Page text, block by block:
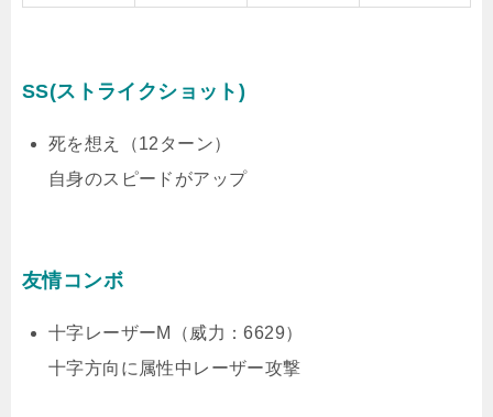
SS(ストライクショット)
死を想え（12ターン）
自身のスピードがアップ
友情コンボ
十字レーザーM（威力：6629）
十字方向に属性中レーザー攻撃